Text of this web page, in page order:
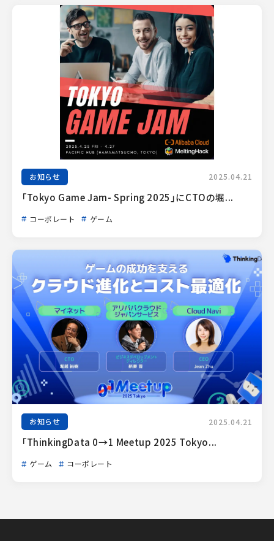
お知らせ 2025.04.21
「Tokyo Game Jam- Spring 2025」にCTOの堀...
コーポレート ゲーム
お知らせ 2025.04.21
「ThinkingData 0→1 Meetup 2025 Tokyo...
ゲーム コーポレート